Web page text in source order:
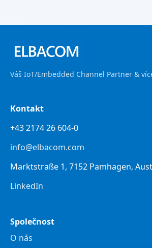
Váš IoT/Embedded Channel Partner &
Kontakt
+43 2174 26 604-0
info@elbacom.com
Marktstraße 1, 7152 Pamhagen,
LinkedIn
Společnost
O nás